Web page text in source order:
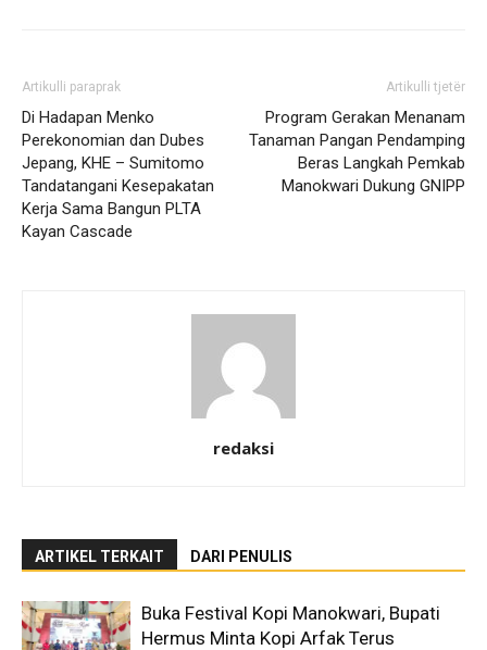
Artikulli paraprak
Di Hadapan Menko
Perekonomian dan Dubes
Jepang, KHE – Sumitomo
Tandatangani Kesepakatan
Kerja Sama Bangun PLTA
Kayan Cascade
Artikulli tjetër
Program Gerakan Menanam
Tanaman Pangan Pendamping
Beras Langkah Pemkab
Manokwari Dukung GNIPP
redaksi
ARTIKEL TERKAIT DARI PENULIS
Buka Festival Kopi Manokwari, Bupati
Hermus Minta Kopi Arfak Terus